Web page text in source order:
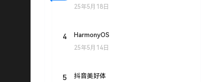
25年5月18日
4 HarmonyOS
25年5月14日
5 抖音美好体